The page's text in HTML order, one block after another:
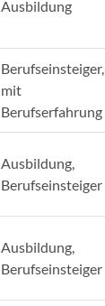
Ausbildung
Berufseinsteiger,
mit
Berufserfahrung
Ausbildung,
Berufseinsteiger
Ausbildung,
Berufseinsteiger